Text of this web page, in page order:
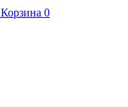
Корзина 0